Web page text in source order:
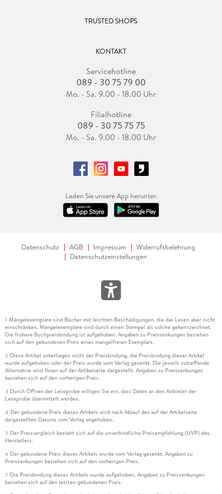
TRUSTED SHOPS
KONTAKT
Servicehotline
089 - 30 75 79 00
Mo. - Sa. 9.00 - 18.00 Uhr
Filialhotline
089 - 30 75 75 75
Mo. - Sa. 9.00 - 18.00 Uhr
Laden Sie unsere App herunter.
Datenschutz AGB Impressum
Widerrufsbelehrung
Datenschutzeinstellungen
1 Mängelexemplare sind Bücher mit leichten Beschädigungen, die das Lesen aber nicht
einschränken. Mängelexemplare sind durch einen Stempel als solche gekennzeichnet.
Die frühere Buchpreisbindung ist aufgehoben. Angaben zu Preissenkungen beziehen
sich auf den gebundenen Preis eines mangelfreien Exemplars.
2 Diese Artikel unterliegen nicht der Preisbindung, die Preisbindung dieser Artikel
wurde aufgehoben oder der Preis wurde vom Verlag gesenkt. Die jeweils zutreffende
Alternative wird Ihnen auf der Artikelseite dargestellt. Angaben zu Preissenkungen
beziehen sich auf den vorherigen Preis.
3 Durch Öffnen der Leseprobe willigen Sie ein, dass Daten an den Anbieter der
Leseprobe übermittelt werden.
4 Der gebundene Preis dieses Artikels wird nach Ablauf des auf der Artikelseite
dargestellten Datums vom Verlag angehoben.
5 Der Preisvergleich bezieht sich auf die unverbindliche Preisempfehlung (UVP) des
Herstellers.
6 Der gebundene Preis dieses Artikels wurde vom Verlag gesenkt. Angaben zu
Preissenkungen beziehen sich auf den vorherigen Preis.
7 Die Preisbindung dieses Artikels wurde aufgehoben. Angaben zu Preissenkungen
beziehen sich auf den letzten gebundenen Preis.